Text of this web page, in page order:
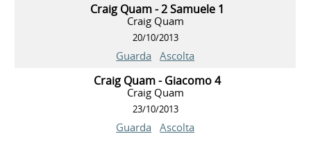
Craig Quam - 2 Samuele 1
Craig Quam
20/10/2013
Guarda Ascolta
Craig Quam - Giacomo 4
Craig Quam
23/10/2013
Guarda Ascolta